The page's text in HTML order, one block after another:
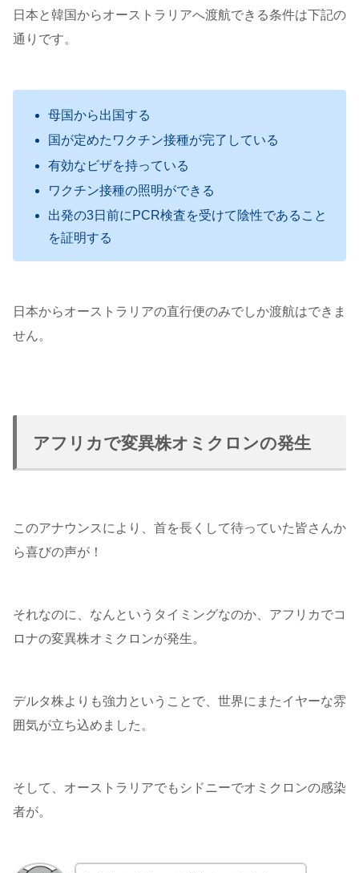
日本と韓国からオーストラリアへ渡航できる条件は下記の
通りです。
母国から出国する
国が定めたワクチン接種が完了している
有効なビザを持っている
ワクチン接種の照明ができる
出発の3日前にPCR検査を受けて陰性であること
を証明する
日本からオーストラリアの直行便のみでしか渡航はできま
せん。
アフリカで変異株オミクロンの発生
このアナウンスにより、首を長くして待っていた皆さんか
ら喜びの声が！
それなのに、なんというタイミングなのか、アフリカでコ
ロナの変異株オミクロンが発生。
デルタ株よりも強力ということで、世界にまたイヤーな雰
囲気が立ち込めました。
そして、オーストラリアでもシドニーでオミクロンの感染
者が。